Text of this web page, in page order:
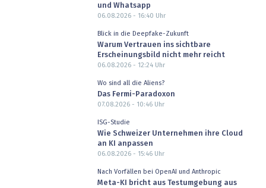
und Whatsapp
06.08.2026 - 16:40 Uhr
Blick in die Deepfake-Zukunft
Warum Vertrauen ins sichtbare
Erscheinungsbild nicht mehr reicht
06.08.2026 - 12:24Uhr
Wo sind all die Aliens?
Das Fermi-Paradoxon
07.08.2026 - 10:46Uhr
ISG-Studie
Wie Schweizer Unternehmen ihre Cloud
an KI anpassen
06.08.2026 - 15:46Uhr
Nach Vorfällen bei OpenAI und Anthropic
Meta-KI bricht aus Testumgebung aus